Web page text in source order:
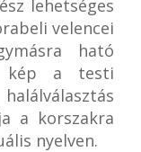
lehetséges
velencei
ható
kép a testi
a korszakra
nyelven.